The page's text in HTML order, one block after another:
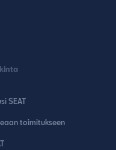
SEAT
toimitukseen